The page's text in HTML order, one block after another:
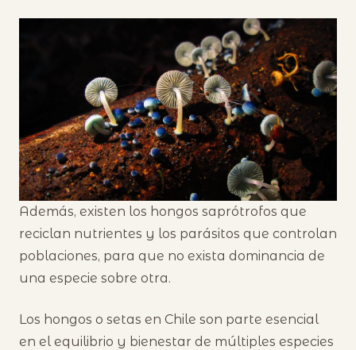
Además, existen los hongos saprótrofos que
reciclan nutrientes y los parásitos que controlan
poblaciones, para que no exista dominancia de
una especie sobre otra.
Los hongos o setas en Chile son parte esencial
en el equilibrio y bienestar de múltiples especies